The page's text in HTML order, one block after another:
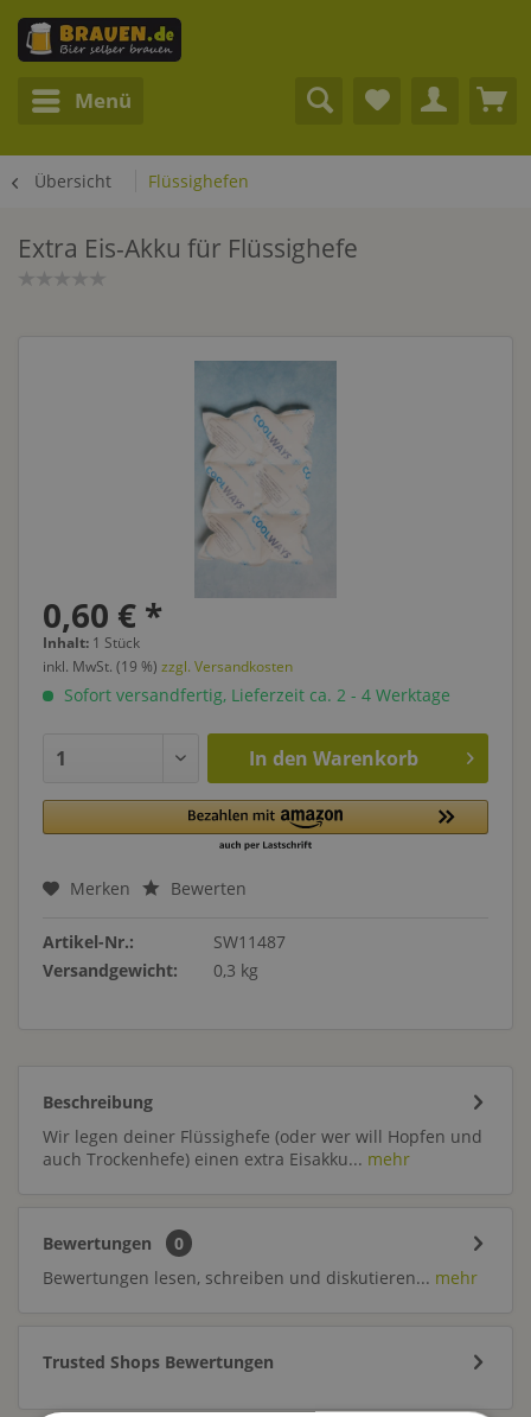
Menü
Übersicht Flüssighefen
Extra Eis-Akku für Flüssighefe
0,60 € *
Inhalt: 1 Stück
inkl. MwSt. (19 %) zzgl. Versandkosten
Sofort versandfertig, Lieferzeit ca. 2 - 4 Werktage
In den Warenkorb
Merken Bewerten
Artikel-Nr.:
SW11487
Versandgewicht:
0,3 kg
Beschreibung
Wir legen deiner Flüssighefe (oder wer will Hopfen und
auch Trockenhefe) einen extra Eisakku... mehr
Bewertungen
0
Bewertungen lesen, schreiben und diskutieren... mehr
Trusted Shops Bewertungen